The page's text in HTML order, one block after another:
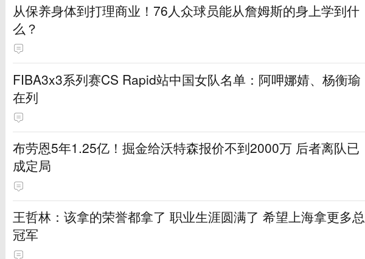
从保养身体到打理商业！76人众球员能从詹姆斯的身上学到什
么？
FIBA3x3系列赛CS Rapid站中国女队名单：阿呷娜婧、杨衡瑜
在列
布劳恩5年1.25亿！掘金给沃特森报价不到2000万 后者离队已
成定局
王哲林：该拿的荣誉都拿了 职业生涯圆满了 希望上海拿更多总
冠军